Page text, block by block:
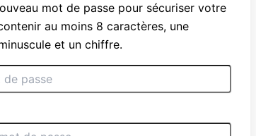
mot de passe pour sécuriser votre
au moins 8 caractères, une
et un chiffre.